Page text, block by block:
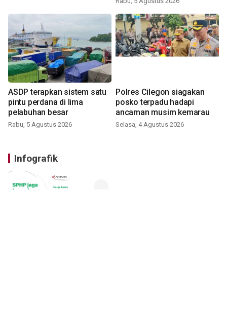
ASDP terapkan sistem satu
pintu perdana di lima
pelabuhan besar
Rabu, 5 Agustus 2026
Polres Cilegon siagakan
posko terpadu hadapi
ancaman musim kemarau
Selasa, 4 Agustus 2026
Infografik